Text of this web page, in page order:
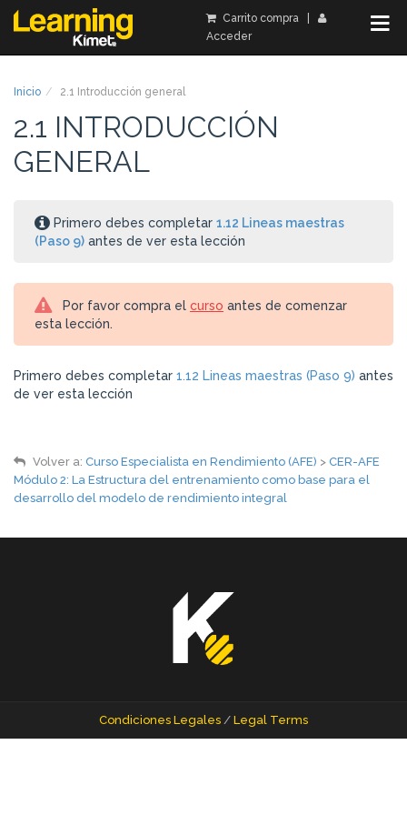
Carrito compra|
Acceder
Inicio 2.1 Introducción general
2.1 INTRODUCCIÓN
GENERAL
Primero debes completar1.12 Lineas maestras
(Paso 9)antes de ver esta lección
Por favor compra elcurso antes de comenzar
esta lección.
Primero debes completar 1.12 Lineas maestras (Paso 9) antes
de ver esta lección
Volver a:Curso Especialista en Rendimiento (AFE) >CER-AFE
Módulo 2: La Estructura del entrenamiento como base para el
desarrollo del modelo de rendimiento integral
Condiciones Legales / Legal Terms